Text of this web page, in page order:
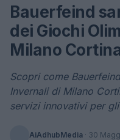
Bauerfeind
dei Giochi
Milano
Scopri come
Invernali di Milano
servizi innovativi per
AiAdhubMedia · 30